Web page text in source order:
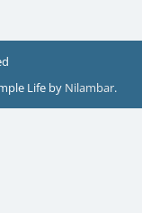
Life by Nilambar.